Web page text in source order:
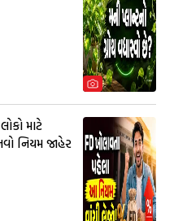
માટે
નિયમ જાહેર